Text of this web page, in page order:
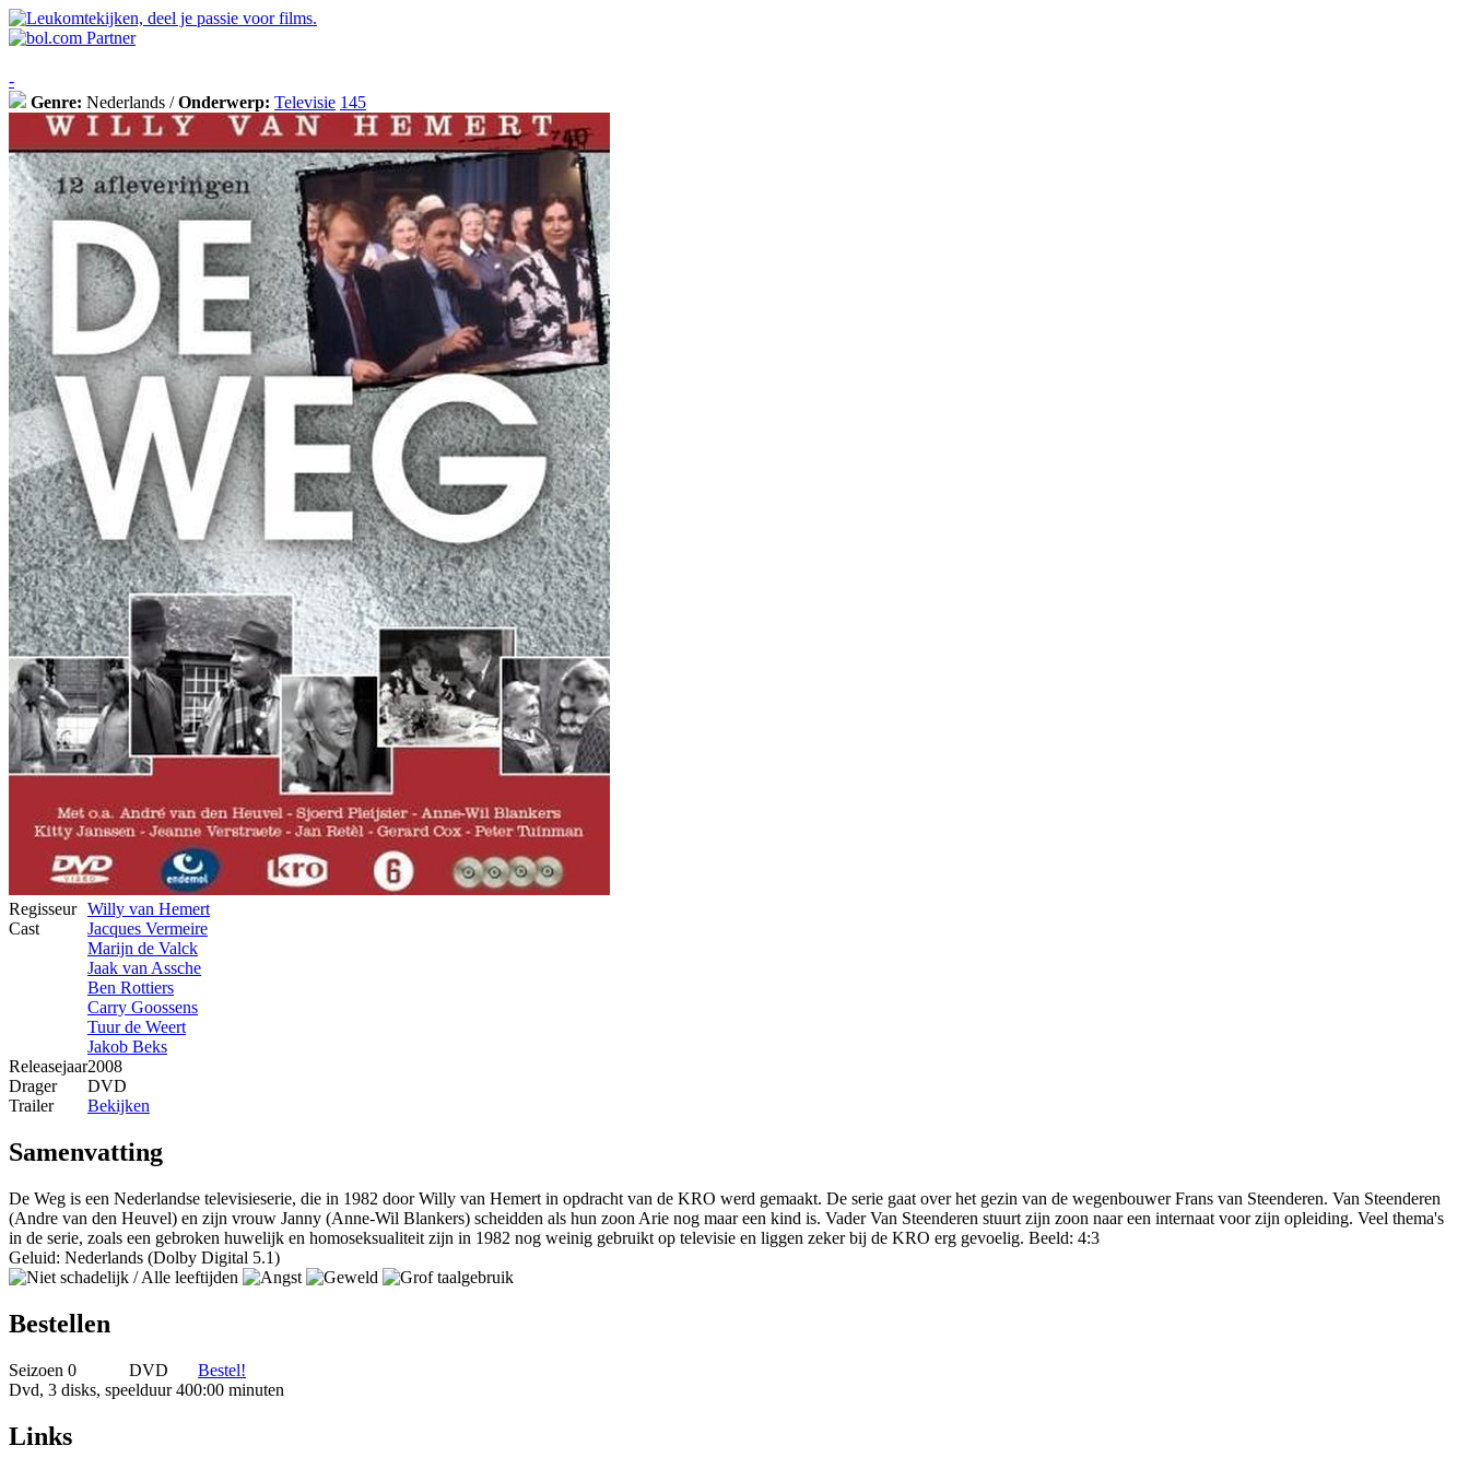
-
Genre: Nederlands /Onderwerp: Televisie 145
Regisseur Willy van Hemert
Cast
Jacques Vermeire
Marijn de Valck
Jaak van Assche
Ben Rottiers
Carry Goossens
Tuur de Weert
Jakob Beks
Releasejaar2008
Drager
DVD
Trailer
Bekijken
Samenvatting
De Weg is een Nederlandse televisieserie, die in 1982 door Willy van Hemert in opdracht van de KRO werd gemaakt. De serie gaat over het gezin van de wegenbouwer Frans van Steenderen. Van Steenderen
(Andre van den Heuvel) en zijn vrouw Janny (Anne-Wil Blankers) scheidden als hun zoon Arie nog maar een kind is. Vader Van Steenderen stuurt zijn zoon naar een internaat voor zijn opleiding. Veel thema's
in de serie, zoals een gebroken huwelijk en homoseksualiteit zijn in 1982 nog weinig gebruikt op televisie en liggen zeker bij de KRO erg gevoelig. Beeld: 4:3
Geluid: Nederlands (Dolby Digital 5.1)
Bestellen
Seizoen 0 DVD
Bestel!
Dvd, 3 disks, speelduur 400:00 minuten
Links